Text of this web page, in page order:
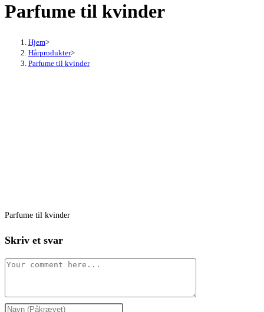
Parfume til kvinder
Hjem>
Hårprodukter>
Parfume til kvinder
Parfume til kvinder
Skriv et svar
Comment
Enter